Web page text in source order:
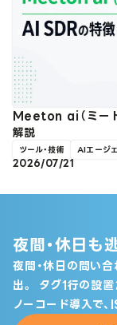
Meeton ai（ミー
解説
ツール・技術 AIエージ
2026/07/21
夜間・休日も
夜間・休日の問い
出。
タグ1行の設
ノーコード導入で、